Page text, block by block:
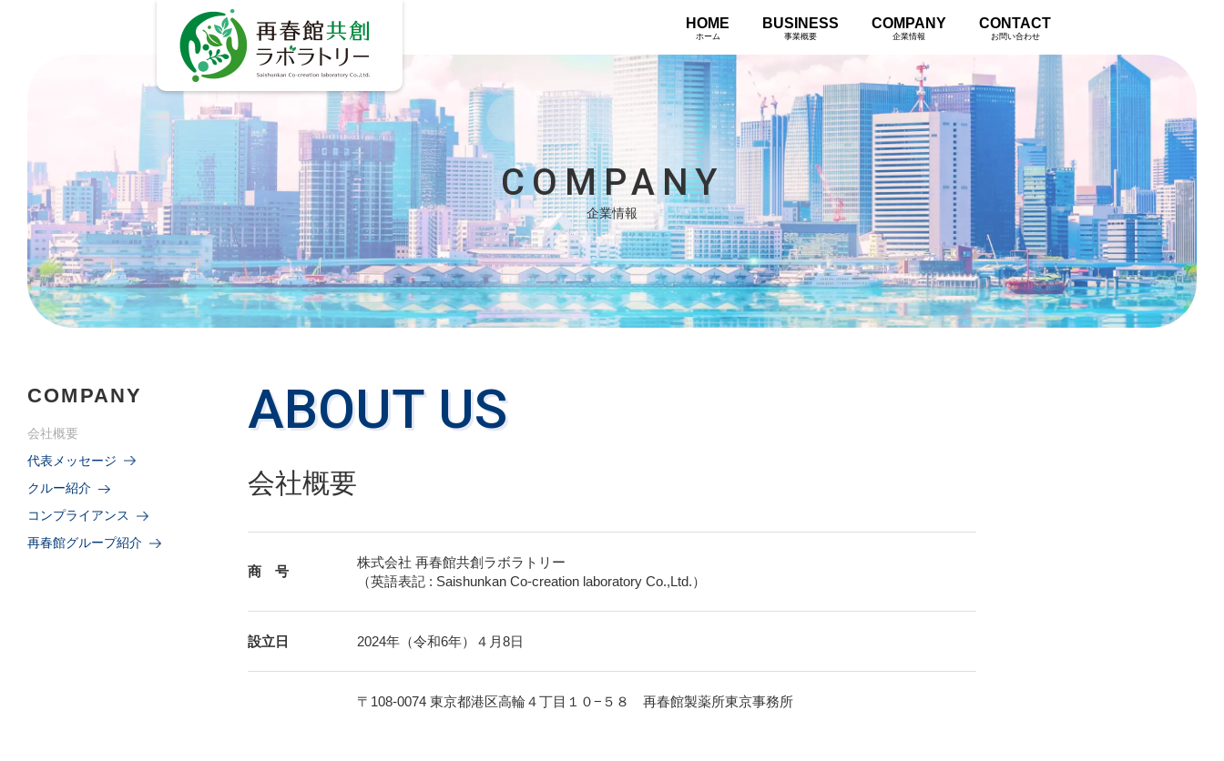
HOME
ホーム
BUSINESS
事業概要
COMPANY
企業情報
CONTACT
お問い合わせ
COMPANY
企業情報
COMPANY
会社概要
代表メッセージ
クルー紹介
コンプライアンス
再春館グループ紹介
ABOUT US
会社概要
商 号
株式会社 再春館共創ラボラトリー
（英語表記 : Saishunkan Co-creation laboratory Co.,Ltd.）
設立日 2024年（令和6年）４月8日
〒108-0074 東京都港区高輪４丁目１０−５８ 再春館製薬所東京事務所